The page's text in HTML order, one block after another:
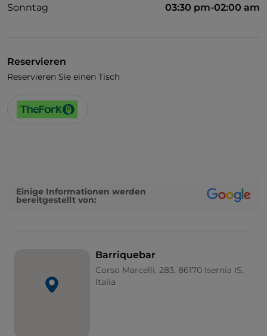
Sonntag
03:30 pm-02:00 am
Reservieren
Reservieren Sie einen Tisch
Einige Informationen werden
bereitgestellt von:
Barriquebar
Corso Marcelli, 283, 86170 Isernia IS,
Italia